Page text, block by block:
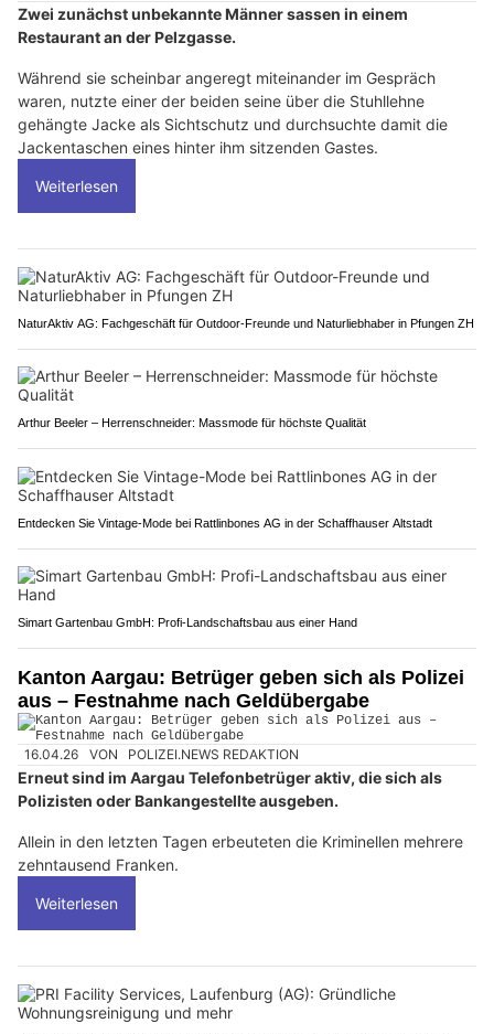
Zwei zunächst unbekannte Männer sassen in einem
Restaurant an der Pelzgasse.
Während sie scheinbar angeregt miteinander im Gespräch
waren, nutzte einer der beiden seine über die Stuhllehne
gehängte Jacke als Sichtschutz und durchsuchte damit die
Jackentaschen eines hinter ihm sitzenden Gastes.
Weiterlesen
NaturAktiv AG: Fachgeschäft für Outdoor-Freunde und Naturliebhaber in Pfungen ZH
Arthur Beeler – Herrenschneider: Massmode für höchste Qualität
Entdecken Sie Vintage-Mode bei Rattlinbones AG in der Schaffhauser Altstadt
Simart Gartenbau GmbH: Profi-Landschaftsbau aus einer Hand
Kanton Aargau: Betrüger geben sich als Polizei
aus – Festnahme nach Geldübergabe
16.04.26 VON POLIZEI.NEWS REDAKTION
Erneut sind im Aargau Telefonbetrüger aktiv, die sich als
Polizisten oder Bankangestellte ausgeben.
Allein in den letzten Tagen erbeuteten die Kriminellen mehrere
zehntausend Franken.
Weiterlesen